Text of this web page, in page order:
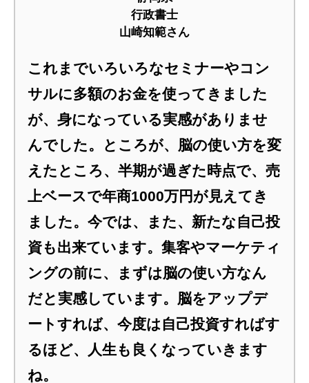
行政書士
山崎知範さん
これまでいろいろなセミナーやコン
サルに多額のお金を使ってきました
が、身になっている実感がありませ
んでした。ところが、脳の使い方を変
えたところ、半期が過ぎた時点で、売
上ベースで年商1000万円が見えてき
ました。今では、また、新たな自己投
資も出来ています。集客やマーケティ
ングの前に、まずは脳の使い方なん
だと実感しています。脳をアップデ
ートすれば、今度は自己投資すればす
るほど、人生も良くなっていきます
ね。